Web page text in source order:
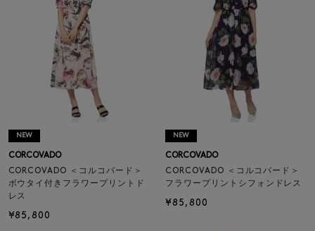
NEW
CORCOVADO
CORCOVADO ＜コルコバード＞
ボウタイ付きフラワープリントド
レス
¥85,800
NEW
CORCOVADO
CORCOVADO ＜コルコバード＞
フラワープリントシフォンドレス
¥85,800